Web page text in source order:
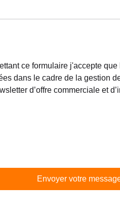
ce formulaire j'accepte
dans le cadre de la gestion
d’offre commerciale et